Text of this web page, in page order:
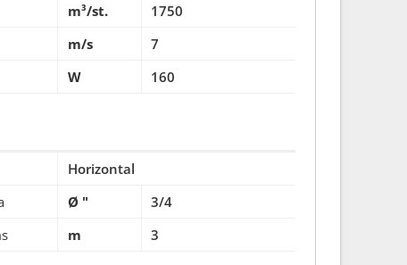
m³/st.
1750
m/s
7
W 160
Horizontal
Ø "
3/4
m 3